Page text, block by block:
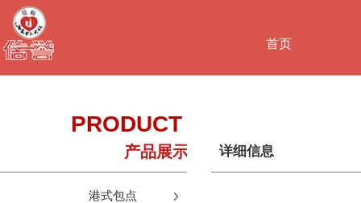
首页
PRODUCT
产品展示
港式包点
详细信息